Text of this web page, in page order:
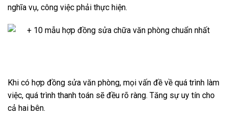
nghĩa vụ, công việc phải thực hiện.
Khi có hợp đồng sửa văn phòng, mọi vấn đề về quá trình làm
việc, quá trình thanh toán sẽ đều rõ ràng. Tăng sự uy tín cho
cả hai bên.